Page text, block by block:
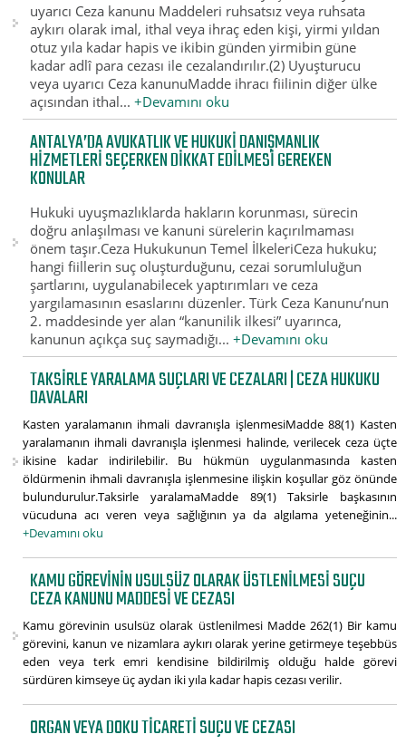
uyarıcı Ceza kanunu Maddeleri ruhsatsız veya ruhsata
aykırı olarak imal, ithal veya ihraç eden kişi, yirmi yıldan
otuz yıla kadar hapis ve ikibin günden yirmibin güne
kadar adlî para cezası ile cezalandırılır.(2) Uyuşturucu
veya uyarıcı Ceza kanunuMadde ihracı fiilinin diğer ülke
açısından ithal...+Devamını oku
ANTALYA’DA AVUKATLIK VE HUKUKI DANIŞMANLIK
HIZMETLERI SEÇERKEN DIKKAT EDILMESI GEREKEN
KONULAR
Hukuki uyuşmazlıklarda hakların korunması, sürecin
doğru anlaşılması ve kanuni sürelerin kaçırılmaması
önem taşır.Ceza Hukukunun Temel İlkeleriCeza hukuku;
hangi fiillerin suç oluşturduğunu, cezai sorumluluğun
şartlarını, uygulanabilecek yaptırımları ve ceza
yargılamasının esaslarını düzenler. Türk Ceza Kanunu’nun
2. maddesinde yer alan “kanunilik ilkesi” uyarınca,
kanunun açıkça suç saymadığı...+Devamını oku
TAKSIRLE YARALAMA SUÇLARI VE CEZALARI | CEZA HUKUKU
DAVALARI
Kasten yaralamanın ihmali davranışla işlenmesiMadde 88(1) Kasten
yaralamanın ihmali davranışla işlenmesi halinde, verilecek ceza üçte
ikisine kadar indirilebilir. Bu hükmün uygulanmasında kasten
öldürmenin ihmali davranışla işlenmesine ilişkin koşullar göz önünde
bulundurulur.Taksirle yaralamaMadde 89(1) Taksirle başkasının
vücuduna acı veren veya sağlığının ya da algılama yeteneğinin...
+Devamını oku
KAMU GÖREVININ USULSÜZ OLARAK ÜSTLENILMESI SUÇU
CEZA KANUNU MADDESI VE CEZASI
Kamu görevinin usulsüz olarak üstlenilmesi Madde 262(1) Bir kamu
görevini, kanun ve nizamlara aykırı olarak yerine getirmeye teşebbüs
eden veya terk emri kendisine bildirilmiş olduğu halde görevi
sürdüren kimseye üç aydan iki yıla kadar hapis cezası verilir.
ORGAN VEYA DOKU TICARETI SUÇU VE CEZASI